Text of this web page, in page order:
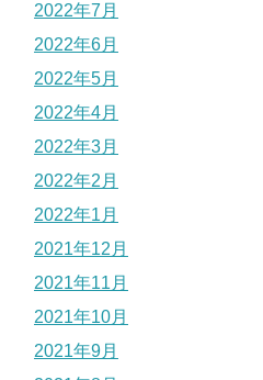
2022年7月
2022年6月
2022年5月
2022年4月
2022年3月
2022年2月
2022年1月
2021年12月
2021年11月
2021年10月
2021年9月